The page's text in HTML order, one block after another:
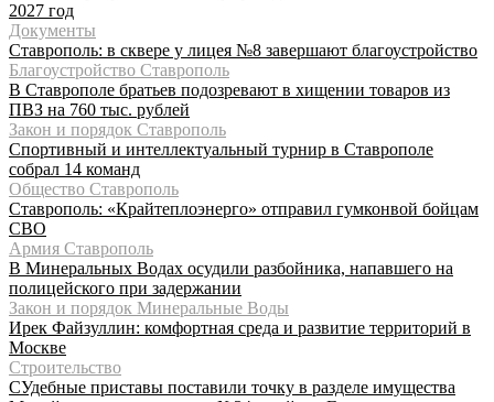
2027 год
Документы
Ставрополь: в сквере у лицея №8 завершают благоустройство
Благоустройство Ставрополь
В Ставрополе братьев подозревают в хищении товаров из
ПВЗ на 760 тыс. рублей
Закон и порядок Ставрополь
Спортивный и интеллектуальный турнир в Ставрополе
собрал 14 команд
Общество Ставрополь
Ставрополь: «Крайтеплоэнерго» отправил гумконвой бойцам
СВО
Армия Ставрополь
В Минеральных Водах осудили разбойника, напавшего на
полицейского при задержании
Закон и порядок Минеральные Воды
Ирек Файзуллин: комфортная среда и развитие территорий в
Москве
Строительство
СУдебные приставы поставили точку в разделе имущества